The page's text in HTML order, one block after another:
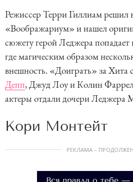
Режиссер Терри Гиллиам решил
«Воображариум» и нашел
сюжету герой Леджера попадает
где магическим образом
внешность. «Доиграть» за Хита
Депп, Джуд Лоу и Колин
актеры отдали дочери Леджера
Кори Монтейт
РЕКЛАМА –